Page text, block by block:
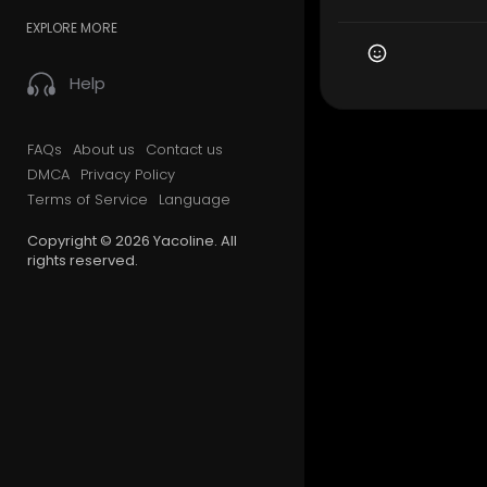
EXPLORE MORE
Help
FAQs About us
Contact us
DMCA Privacy Policy
Terms of Service
Language
Copyright © 2026 Yacoline. All
rights reserved.